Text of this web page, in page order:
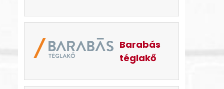
Barabás
téglakő